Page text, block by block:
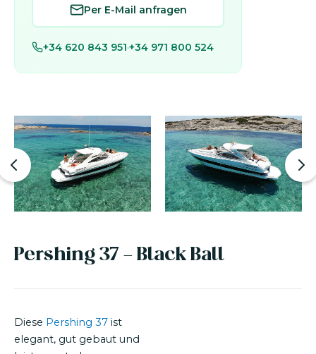
Per E-Mail anfragen
+34 620 843 951·+34 971 800 524
Pershing 37 - Black Ball
Diese Pershing 37 ist
elegant, gut gebaut und